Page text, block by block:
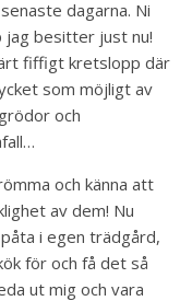
dagarna. Ni
jag besitter just nu!
fiffigt kretslopp där
som möjligt av
och
och känna att
av dem! Nu
i egen trädgård,
för och få det så
ut mig och vara